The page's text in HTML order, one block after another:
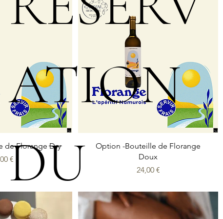
rapide
de Florange Dry
€
Aperçu rapide
Option -Bouteille de Florange
Doux
Prix
24,00 €
ATION
DU